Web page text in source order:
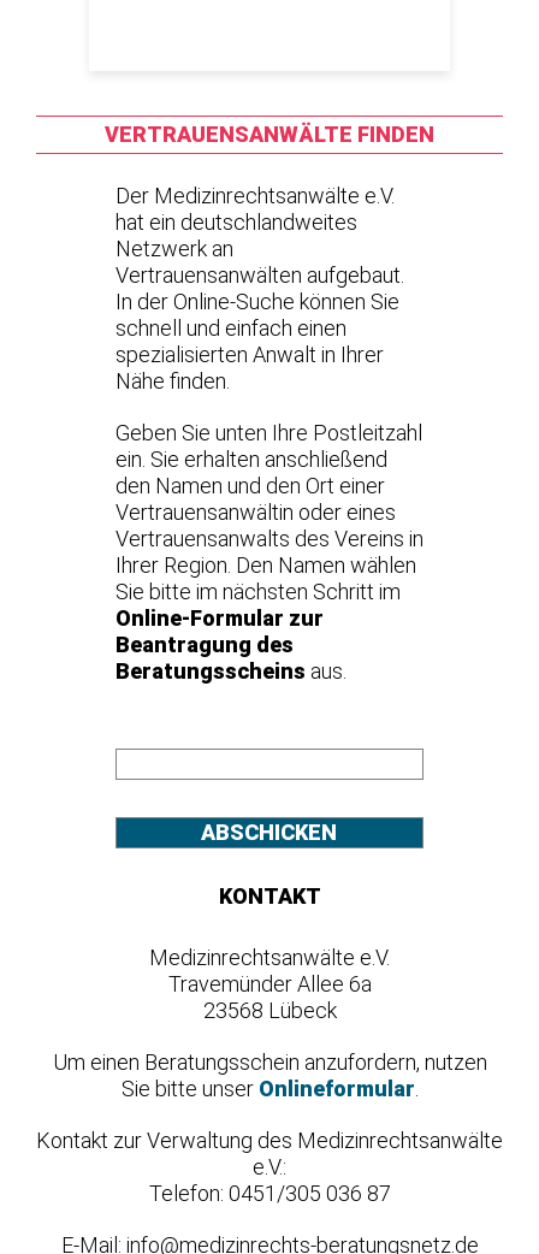
VERTRAUENSANWÄLTE FINDEN
Der Medizinrechtsanwälte e.V.
hat ein deutschlandweites
Netzwerk an
Vertrauensanwälten aufgebaut.
In der Online-Suche können Sie
schnell und einfach einen
spezialisierten Anwalt in Ihrer
Nähe finden.
Geben Sie unten Ihre Postleitzahl
ein. Sie erhalten anschließend
den Namen und den Ort einer
Vertrauensanwältin oder eines
Vertrauensanwalts des Vereins in
Ihrer Region. Den Namen wählen
Sie bitte im nächsten Schritt im
Online-Formular zur
Beantragung des
Beratungsscheins aus.
KONTAKT
Medizinrechtsanwälte e.V.
Travemünder Allee 6a
23568 Lübeck
Um einen Beratungsschein anzufordern, nutzen
Sie bitte unser Onlineformular
Kontakt zur Verwaltung des Medizinrechtsanwälte
e.V.:
Telefon: 0451/305 036 87
E-Mail: info@medizinrechts-beratungsnetz.de